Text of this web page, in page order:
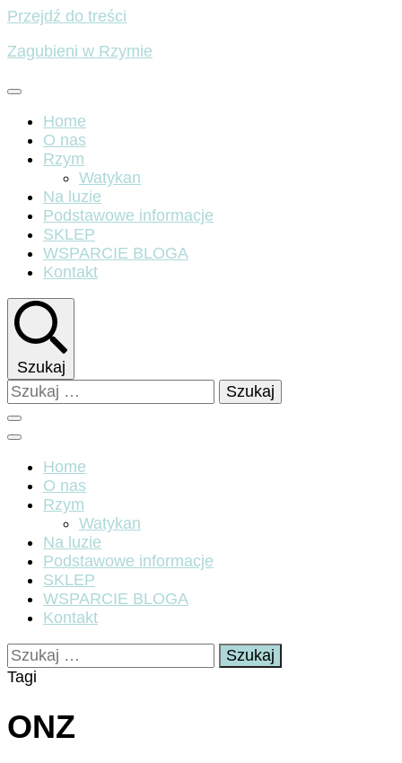
Przejdź do treści
Zagubieni w Rzymie
Home
O nas
Rzym
Watykan
Na luzie
Podstawowe informacje
SKLEP
WSPARCIE BLOGA
Kontakt
Szukaj
Szukaj:
Home
O nas
Rzym
Watykan
Na luzie
Podstawowe informacje
SKLEP
WSPARCIE BLOGA
Kontakt
Szukaj:
Tagi
ONZ